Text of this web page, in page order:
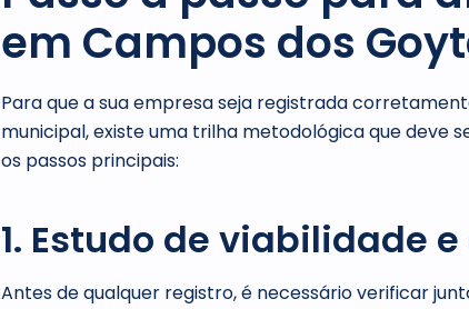
em Campos dos
Para que a sua empresa seja registrada
municipal, existe uma trilha metodológica que deve
os passos principais:
1. Estudo de viabilidade
Antes de qualquer registro, é necessário verificar